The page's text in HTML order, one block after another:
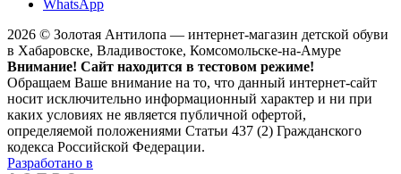
WhatsApp
2026 © Золотая Антилопа — интернет-магазин детской обуви
в Хабаровске, Владивостоке, Комсомольске-на-Амуре
Внимание! Сайт находится в тестовом режиме!
Обращаем Ваше внимание на то, что данный интернет-сайт
носит исключительно информационный характер и ни при
каких условиях не является публичной офертой,
определяемой положениями Статьи 437 (2) Гражданского
кодекса Российской Федерации.
Разработано в